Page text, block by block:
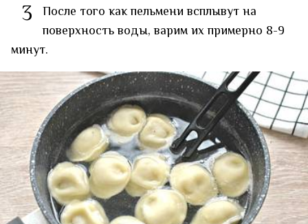
3 После того как пельмени всплывут на
поверхность воды, варим их примерно 8-9
минут.